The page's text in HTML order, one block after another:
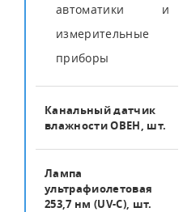
автоматики и
измерительные
приборы
Канальный датчик
влажности ОВЕН, шт.
Лампа
ультрафиолетовая
253,7 нм (UV-C), шт.